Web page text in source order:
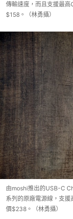
傳輸速度，而且支援最
$158。（林勇攝）
由moshi推出的USB-C
系列的原廠電源線，支
價$238。（林勇攝）